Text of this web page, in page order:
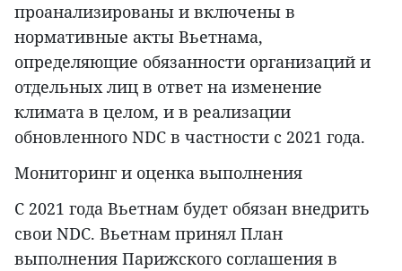
проанализированы и включены в
нормативные акты Вьетнама,
определяющие обязанности организаций и
отдельных лиц в ответ на изменение
климата в целом, и в реализации
обновленного NDC в частности с 2021 года.
Мониторинг и оценка выполнения
С 2021 года Вьетнам будет обязан внедрить
свои NDC. Вьетнам принял План
выполнения Парижского соглашения в